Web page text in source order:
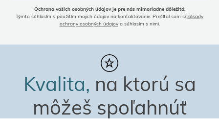
Ochrana vašich osobných údajov je pre nás mimoriadne dôležitá.
Týmto súhlasím s použitím mojich údajov na kontaktovanie. Prečítal som si zásady
ochrany osobných údajova súhlasím s nimi.
Kvalita, na ktorú sa
môžeš spoľahnúť